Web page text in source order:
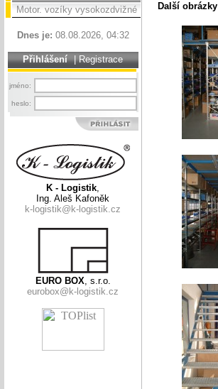
Motor. vozíky vysokozdvižné
Dnes je: 08.08.2026, 04:32
Přihlášení |Registrace
jméno:
heslo:
K - Logistik,
Ing. Aleš Kafoněk
k-logistik@k-logistik.cz
EURO BOX, s.r.o.
eurobox@k-logistik.cz
Další obrázky